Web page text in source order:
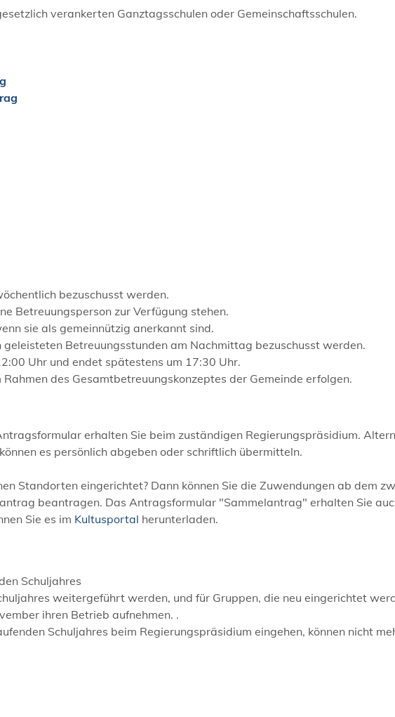
verankerten Ganztagsschulen oder Gemeinschaftsschulen.
bezuschusst werden.
Betreuungsperson zur Verfügung stehen.
sie als gemeinnützig anerkannt sind.
Betreuungsstunden am Nachmittag bezuschusst werden.
Uhr und endet spätestens um 17:30 Uhr.
des Gesamtbetreuungskonzeptes der Gemeinde erfolgen.
erhalten Sie beim zuständigen Regierungspräsidium.
es persönlich abgeben oder schriftlich übermitteln.
Standorten eingerichtet? Dann können Sie die Zuwendungen ab dem
beantragen. Das Antragsformular "Sammelantrag" erhalten Sie
Sie es im Kultusportal herunterladen.
Schuljahres
weitergeführt werden, und für Gruppen, die neu eingerichtet
ihren Betrieb aufnehmen. .
Schuljahres beim Regierungspräsidium eingehen, können nicht